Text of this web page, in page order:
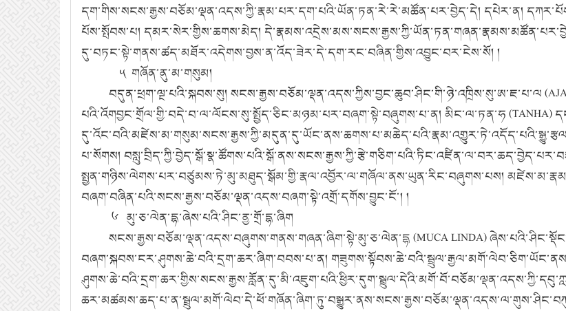
དག་གིས་སངས་རྒྱས་བཅོམ་ལྡན་འདས་ཀྱི་རྣམ་པར་དག་པའི་ཡོན་ཏན་རེ་རེ་མཚོན་པར་བྱེད་དེ། དཔེར་ན།
པོས་སྤོབས་པ། དམར་སེར་གྱིས་ཆགས་མེད།
དུ་བཏང་སྟེ་གནས་ཚད་མཐོར་འདེགས་བྱས་ན་འོད་ཟེར་དེ་དག་རང་བཞིན་གྱིས་འབྱུང་བར་ངེས་སོ། །
༥ གཞོན་ནུ་མ་གསུམ།
བདུན་ཕྲག་ལྔ་པའི་སྐབས་སུ། སངས་རྒྱས་བཅོམ་ལྡན་འདས་ཀྱིས་བྱང་ཆུབ་ཤིང་གི་ཉེ་འཁྲིས་སུ་ཨ་ཇ་པ་ལ
པའི་འོགབྱང་གྲོལ་གྱི་བདེ་བ་ལ་ལོངས་སུ་སྤྱོད་ཅིང་མཉམ་པར་བཞག་སྟེ་བཞུགས་པ་ན། མིང་ལ་ཏན་ཧ (TANHA)
པ་སོགས།
སྤྱན་གཉིས་ལེགས་པར་བཙུམས་ཏེ་མུ་མཐུད་སྒོམ་གྱི་རྣལ་འབྱོར་ལ་གཞོལ་ནས་ཡུན་རིང་བཞུགས་པས།
བཞག་བཞིན་པའི་སངས་རྒྱས་བཅོམ་ལྡན་འདས་བཞག་སྟེ་འགྲོ་དགོས་བྱུང་ངོ་། །
༦ མུ་ཅ་ལེན་དྷ་ཞེས་པའི་ཤིང་ནྱ་གྲོ་དྷ་ཞིག
སངས་རྒྱས་བཅོམ་ལྡན་འདས་བཞུགས་གནས་གཞན་ཞིག་སྟེ་མུ་ཅ་ལེན་དྷ (MUCA LINDA)
བཞག་སྐབས་ངར་ཤུགས་ཆེ་བའི་དྲག་ཆར་ཞིག་བབས་པ་ན།